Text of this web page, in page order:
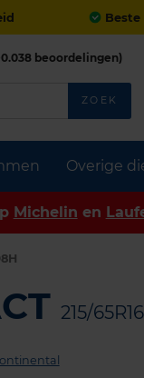
Overige
beoordelingen)
ZOEK
Michelin en
215/